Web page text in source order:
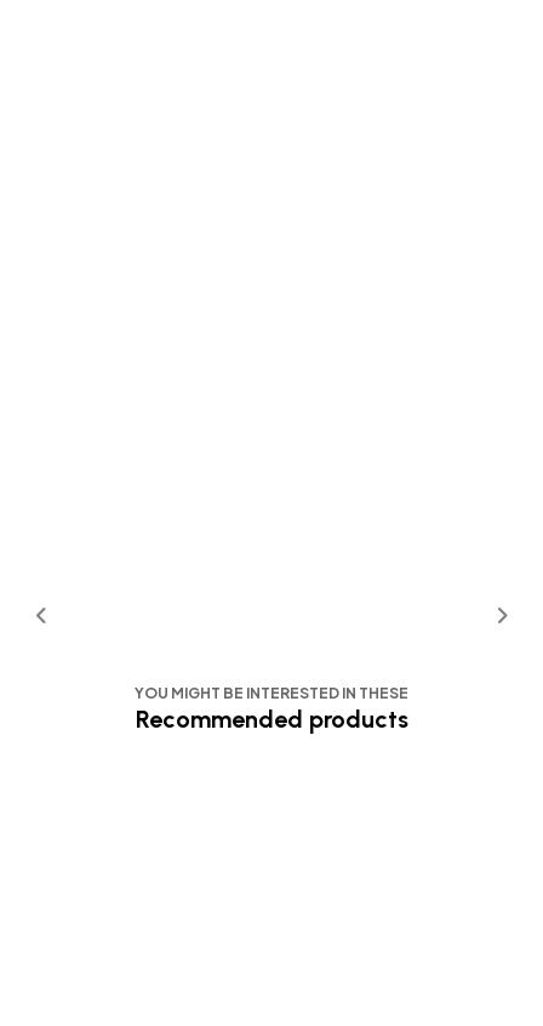
YOU MIGHT BE INTERESTED IN THESE
Recommended products